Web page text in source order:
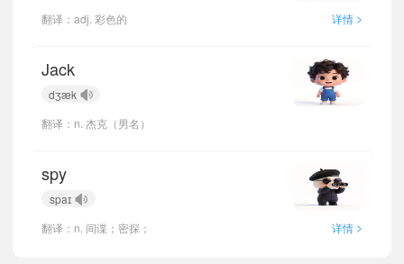
翻译：adj. 彩色的
详情 >
Jack
dʒæk
翻译：n. 杰克（男名）
spy
spaɪ
翻译：n. 间谍；密探；
详情 >